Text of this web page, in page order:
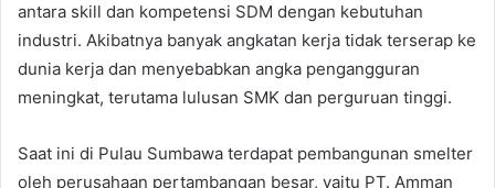
antara skill dan kompetensi SDM dengan kebutuhan
industri. Akibatnya banyak angkatan kerja tidak terserap ke
dunia kerja dan menyebabkan angka pengangguran
meningkat, terutama lulusan SMK dan perguruan tinggi.
Saat ini di Pulau Sumbawa terdapat pembangunan smelter
oleh perusahaan pertambangan besar, yaitu PT. Amman